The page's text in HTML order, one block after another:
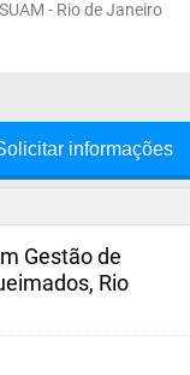
- Rio de Janeiro
informações
Gestão de
Rio